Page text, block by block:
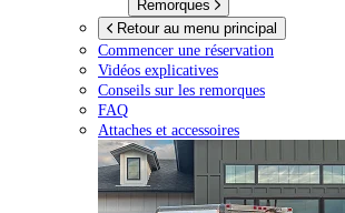
Remorques
Retour au menu principal
Commencer une réservation
Vidéos explicatives
Conseils sur les remorques
FAQ
Attaches et accessoires